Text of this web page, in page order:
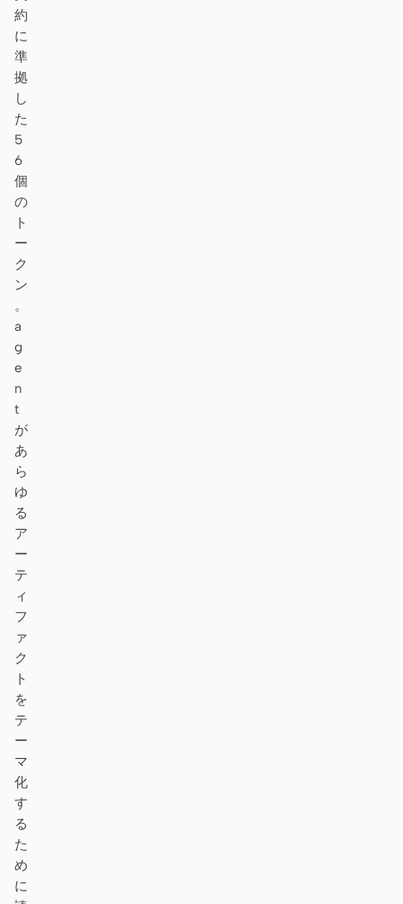
約
に
準
拠
し
た
5
6
個
の
ト
ー
ク
ン
。
a
g
e
n
t
が
あ
ら
ゆ
る
ア
ー
テ
ィ
フ
ァ
ク
ト
を
テ
ー
マ
化
す
る
た
め
に